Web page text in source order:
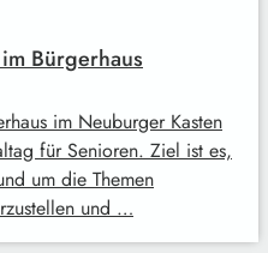
Bürgerhaus
im Neuburger Kasten
für Senioren. Ziel ist es,
um die Themen
und …